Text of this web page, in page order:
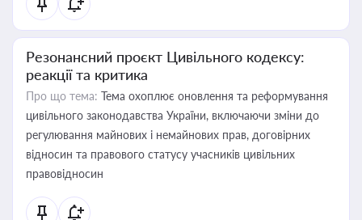
Резонансний проєкт Цивільного кодексу:
реакції та критика
Про що тема: Тема охоплює оновлення та реформування
цивільного законодавства України, включаючи зміни до
регулювання майнових і немайнових прав, договірних
відносин та правового статусу учасників цивільних
правовідносин